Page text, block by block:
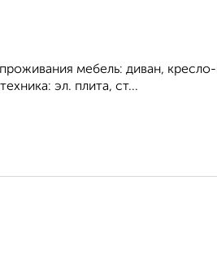
мебель: диван, кресло-
эл. плита, ст...